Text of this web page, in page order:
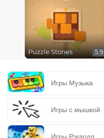
Puzzle Stones 5.9
Игры Музыка
Игры с мышкой